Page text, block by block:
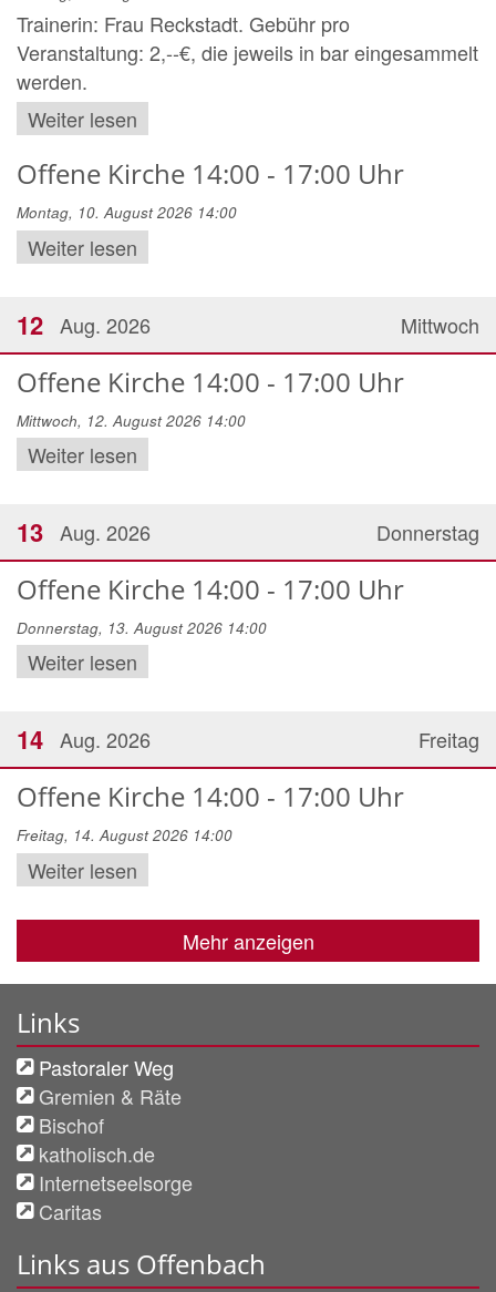
Trainerin: Frau Reckstadt. Gebühr pro
Veranstaltung: 2,--€, die jeweils in bar eingesammelt
werden.
Weiter lesen
Offene Kirche 14:00 - 17:00 Uhr
Montag, 10. August 2026 14:00
Weiter lesen
Mittwoch
12 Aug. 2026
Offene Kirche 14:00 - 17:00 Uhr
Mittwoch, 12. August 2026 14:00
Weiter lesen
Donnerstag
13 Aug. 2026
Offene Kirche 14:00 - 17:00 Uhr
Donnerstag, 13. August 2026 14:00
Weiter lesen
Freitag
14 Aug. 2026
Offene Kirche 14:00 - 17:00 Uhr
Freitag, 14. August 2026 14:00
Weiter lesen
Mehr anzeigen
Links
Pastoraler Weg
Gremien & Räte
Bischof
katholisch.de
Internetseelsorge
Caritas
Links aus Offenbach